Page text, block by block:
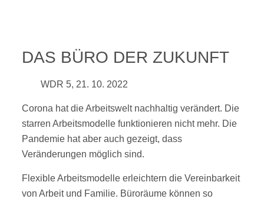
DAS BÜRO DER ZUKUNFT
WDR 5, 21. 10. 2022
Corona hat die Arbeitswelt nachhaltig verändert. Die
starren Arbeitsmodelle funktionieren nicht mehr. Die
Pandemie hat aber auch gezeigt, dass
Veränderungen möglich sind.
Flexible Arbeitsmodelle erleichtern die Vereinbarkeit
von Arbeit und Familie. Büroräume können so